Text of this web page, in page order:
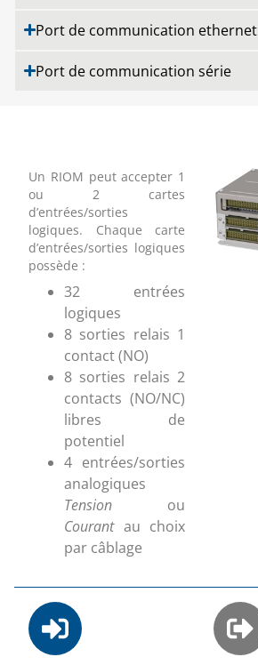
Port de communication ethernet
Port de communication série
Un RIOM peut accepter 1
ou 2 cartes
d’entrées/sorties
logiques. Chaque carte
d’entrées/sorties logiques
possède :
32 entrées
logiques
8 sorties relais 1
contact (NO)
8 sorties relais 2
contacts (NO/NC)
libres de
potentiel
4 entrées/sorties
analogiques
Tension ou
Courantau choix
par câblage